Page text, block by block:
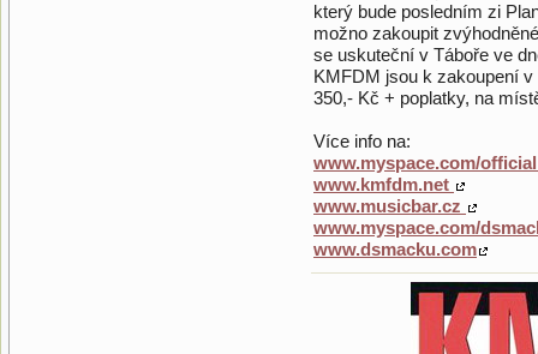
který bude posledním zi
možno zakoupit
se uskuteční v Táboře ve
KMFDM jsou k zakoupení
350,- Kč + poplatky, na
Více info na:
www.myspace.com/
www.kmfdm.net
www.musicbar.cz
www.myspace.com/
www.dsmacku.com